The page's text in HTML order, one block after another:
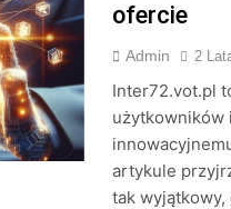
ofercie
Admin 2
Inter72.vot.pl
użytkowników
artykule
tak